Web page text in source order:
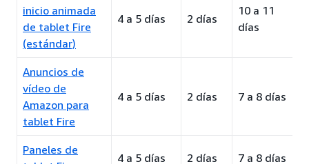
inicio animada
de tablet Fire
(estándar)
4 a 5 días 2 días
10 a 11
días
Anuncios de
vídeo de
Amazon para
tablet Fire
4 a 5 días 2 días 7 a 8 días
Paneles de
4 a 5 días 2 días 7 a 8 días